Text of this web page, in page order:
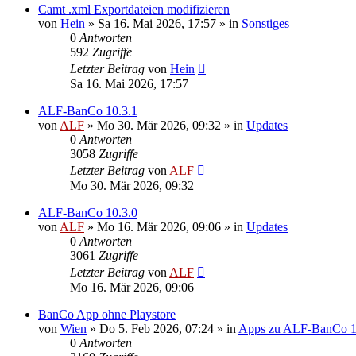
Camt .xml Exportdateien modifizieren
von Hein » Sa 16. Mai 2026, 17:57 » in Sonstiges
0 Antworten
592 Zugriffe
Letzter Beitrag von Hein
Sa 16. Mai 2026, 17:57
ALF-BanCo 10.3.1
von ALF » Mo 30. Mär 2026, 09:32 » in Updates
0 Antworten
3058 Zugriffe
Letzter Beitrag von ALF
Mo 30. Mär 2026, 09:32
ALF-BanCo 10.3.0
von ALF » Mo 16. Mär 2026, 09:06 » in Updates
0 Antworten
3061 Zugriffe
Letzter Beitrag von ALF
Mo 16. Mär 2026, 09:06
BanCo App ohne Playstore
von Wien » Do 5. Feb 2026, 07:24 » in Apps zu ALF-BanCo
0 Antworten